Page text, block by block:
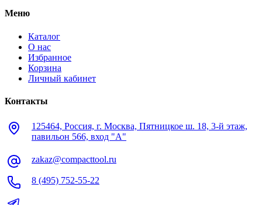
Меню
Каталог
О нас
Избранное
Корзина
Личный кабинет
Контакты
125464, Россия, г. Москва, Пятницкое ш. 18, 3-й этаж,
павильон 566, вход "А"
zakaz@compacttool.ru
8 (495) 752-55-22